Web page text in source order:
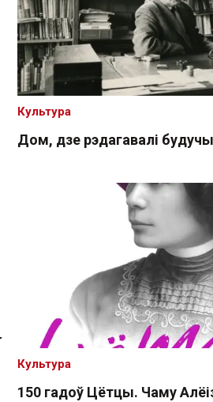
Дом, дзе рэдагавалі
Культура
150 гадоў Цётцы. Чаму
Культура